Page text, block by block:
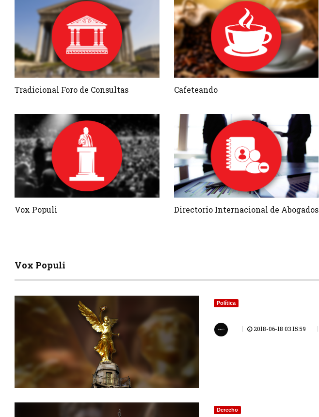
Tradicional Foro de Consultas Cafeteando
Vox Populi Directorio Internacional de Abogados
Vox Populi
Política
| 2018-06-18 03:15:59 |
Derecho